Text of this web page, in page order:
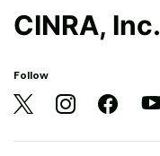
CINRA, Inc.
Follow